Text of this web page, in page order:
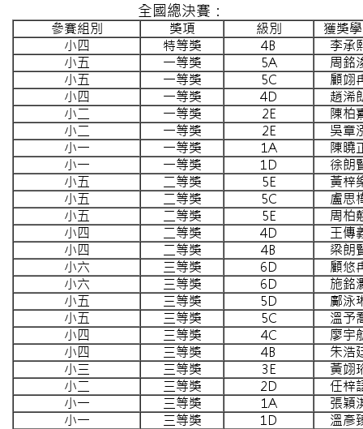
全國總決賽：
參賽組別 獎項 級別
獲獎
小四
特等獎 4B
李承
小五
一等獎 5A
周銘
小五
一等獎 5C
顧翊
小四
一等獎 4D
趙浠
小二
一等獎 2E
陳柏
小二
一等獎 2E
吳章
小一
一等獎 1A
陳曉
小一
一等獎 1D
徐朗
小五
二等獎 5E
黃梓
小五
二等獎 5C
盧思
小五
二等獎 5E
周柏
小四
二等獎 4D
王傳
小四
二等獎 4B
梁朗
小六
三等獎 6D
顧悠
小六
三等獎 6D
施銘
小五
三等獎 5D
鄺泳
小五
三等獎 5C
溫予
小四
三等獎 4C
廖宇
小四
三等獎 4B
朱浩
小三
三等獎 3E
黃翊
小二
三等獎 2D
任梓
小一
三等獎 1A
張穎
小一
三等獎 1D 溫彥